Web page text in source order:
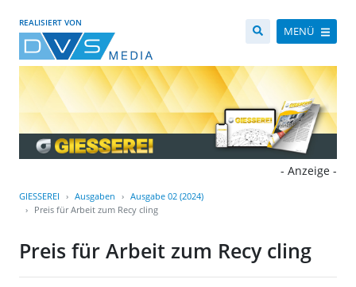
REALISIERT VON
MENÜ
- Anzeige -
GIESSEREI Ausgaben
Ausgabe 02 (2024)
Preis für Arbeit zum Recy cling
Preis für Arbeit zum Recy cling